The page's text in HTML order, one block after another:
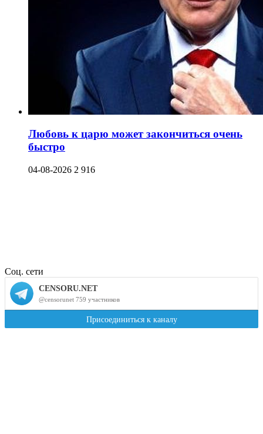
Любовь к царю может закончиться очень
быстро
04-08-2026 2 916
Соц. сети